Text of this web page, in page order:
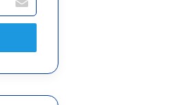
بريدك
الإلكتروني